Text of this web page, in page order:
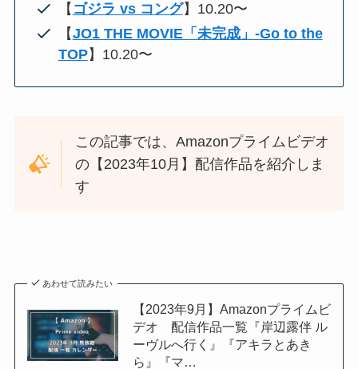
【 ゴジラ vs コング】10.20〜
【JO1 THE MOVIE「未完成」-Go to the
TOP】10.20〜
この記事では、Amazonプライムビデオ
の【2023年10月】配信作品を紹介しま
す
あわせて読みたい
【2023年9月】Amazonプライムビ
デオ 配信作品一覧『岸辺露伴 ル
ーヴルへ行く』『アキラとあき
ら』『マ…